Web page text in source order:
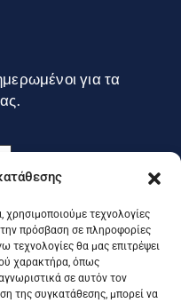
χρησιμοποιούμε τεχνολογίες
πρόσβαση σε πληροφορίες
τεχνολογίες θα μας επιτρέψει
χαρακτήρα, όπως
σε αυτόν τον
της συγκατάθεσης, μπορεί να
για τα